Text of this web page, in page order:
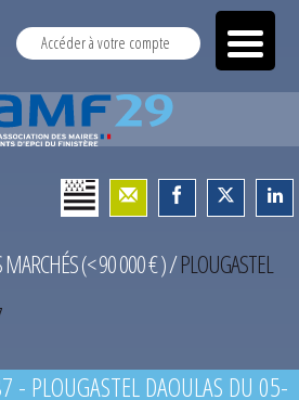
Accéder à votre compte
MARCHÉS (< 90 000 € )/PLOUGASTEL
PLOUGASTEL DAOULAS DU 05-